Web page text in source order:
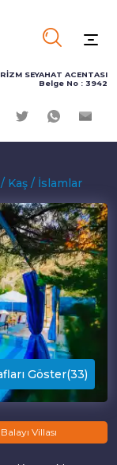
SEYAHAT ACENTASI
Belge No : 3942
Balayı Villası
Kaş / İslamlar
Göster(33)